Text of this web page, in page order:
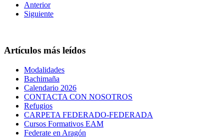
Anterior
Siguiente
Artículos más leídos
Modalidades
Bachimaña
Calendario 2026
CONTACTA CON NOSOTROS
Refugios
CARPETA FEDERADO-FEDERADA
Cursos Formativos EAM
Federate en Aragón